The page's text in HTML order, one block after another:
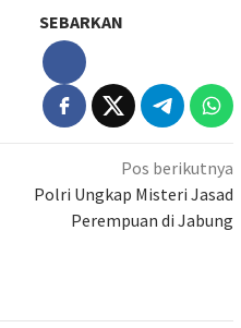
SEBARKAN
Pos berikutnya
Polri Ungkap Misteri Jasad
Perempuan di Jabung